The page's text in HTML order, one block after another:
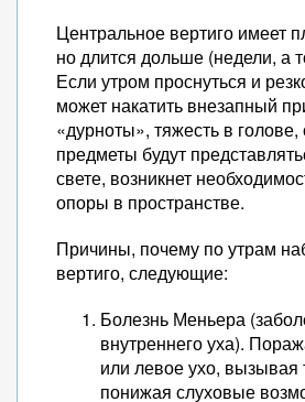
Центральное вертиго имеет
но длится дольше (недели, а
Если утром проснуться и
может накатить внезапный
«дурноты», тяжесть в
предметы будут
свете, возникнет
опоры в пространстве.
Причины, почему по утрам
вертиго, следующие:
Болезнь Меньера
внутреннего уха).
или левое ухо, вызывая
понижая слуховые